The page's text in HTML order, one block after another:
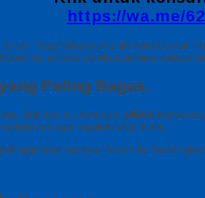
https://wa.me/
Toga Wisuda Murah Kota Dumai.
itu, proses pembuatan bisa selesai
Paling Bagus.
ikuti tips ini. Awalnya, pilihlah
agar kualitas bisa dinilai.
agar tidak kecewa. Selain itu,